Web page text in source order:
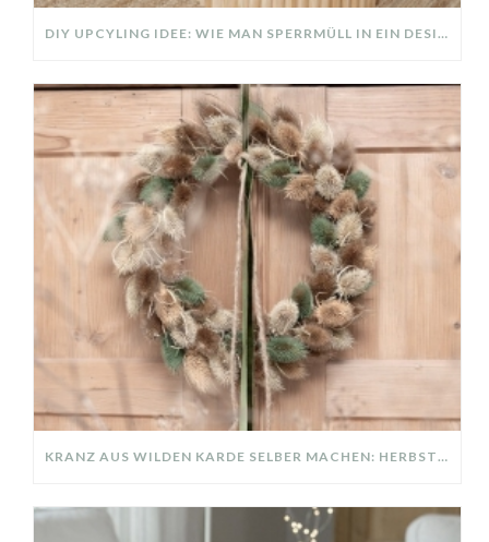
DIY UPCYLING IDEE: WIE MAN SPERRMÜLL IN EIN DESIGNER TEIL VERWANDELT
KRANZ AUS WILDEN KARDE SELBER MACHEN: HERBSTDEKO GANZ EINFACH